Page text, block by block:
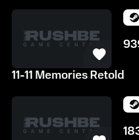
11-11 Memories Retold